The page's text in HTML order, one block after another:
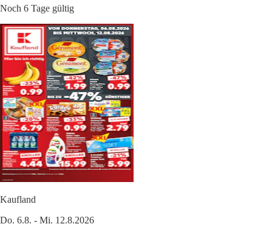
Noch 6 Tage gültig
Kaufland
Do. 6.8. - Mi. 12.8.2026